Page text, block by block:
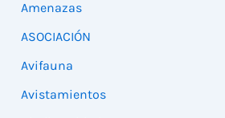
Amenazas
ASOCIACIÓN
Avifauna
Avistamientos